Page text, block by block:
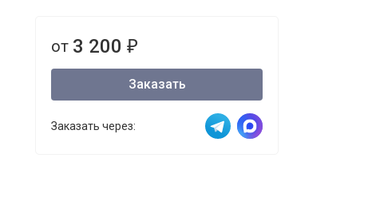
от 3 200 ₽
Заказать
Заказать через: